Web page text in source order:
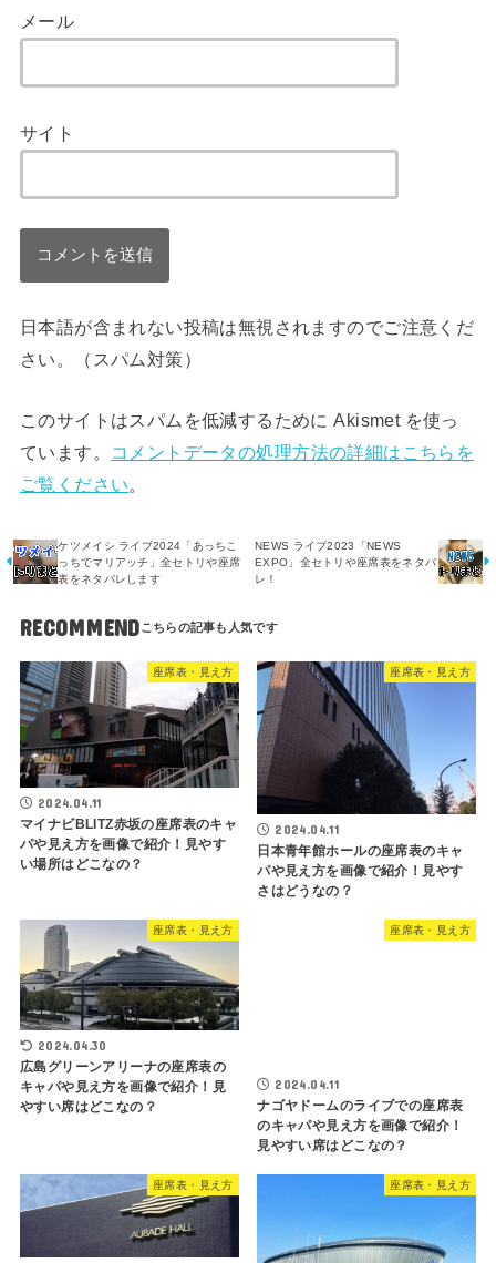
メール
サイト
日本語が含まれない投稿は無視されますのでご注意くだ
さい。（スパム対策）
このサイトはスパムを低減するために Akismet を使っ
ています。
コメントデータの処理方法の詳細はこちらを
ご覧ください。
ケツメイシ ライブ2024「あっちこ
っちでマリアッチ」全セトリや座席
表をネタバレします
NEWS ライブ2023「NEWS
EXPO」全セトリや座席表をネタバ
レ！
RECOMMEND
座席表・見え方
2024.04.11
マイナビBLITZ赤坂の座席表のキャ
パや見え方を画像で紹介！見やす
い場所はどこなの？
座席表・見え方
2024.04.11
日本青年館ホールの座席表のキャ
パや見え方を画像で紹介！見やす
さはどうなの？
座席表・見え方
2024.04.30
広島グリーンアリーナの座席表の
キャパや見え方を画像で紹介！見
やすい席はどこなの？
座席表・見え方
2024.04.11
ナゴヤドームのライブでの座席表
のキャパや見え方を画像で紹介！
見やすい席はどこなの？
座席表・見え方 座席表・見え方